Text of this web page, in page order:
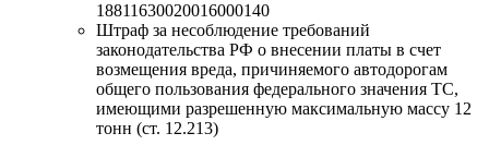
18811630020016000140
Штраф за несоблюдение требований
законодательства РФ о внесении платы в счет
возмещения вреда, причиняемого автодорогам
общего пользования федерального значения ТС,
имеющими разрешенную максимальную массу 12
тонн (ст. 12.213)